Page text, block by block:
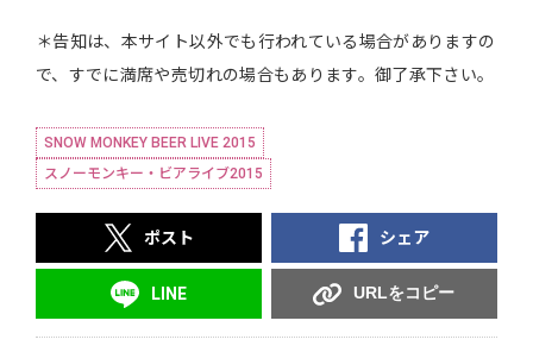
＊告知は、本サイト以外でも行われている場合がありますの
で、すでに満席や売切れの場合もあります。御了承下さい。
SNOW MONKEY BEER LIVE 2015
スノーモンキー・ビアライブ2015
ポスト シェア
LINE URLをコピー